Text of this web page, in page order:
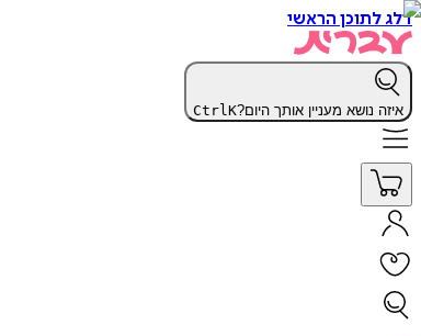
דלג לתוכן הראשי
איזה נושא מעניין אותך היום? CtrlK